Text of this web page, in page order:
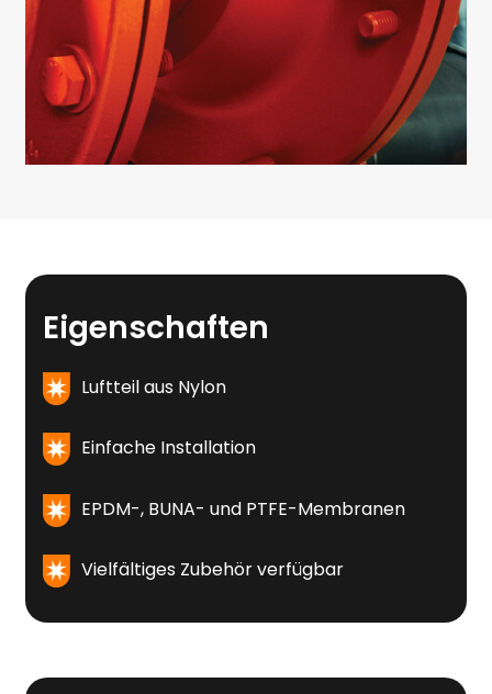
Eigenschaften
Luftteil aus Nylon
Einfache Installation
EPDM-, BUNA- und PTFE-Membranen
Vielfältiges Zubehör verfügbar